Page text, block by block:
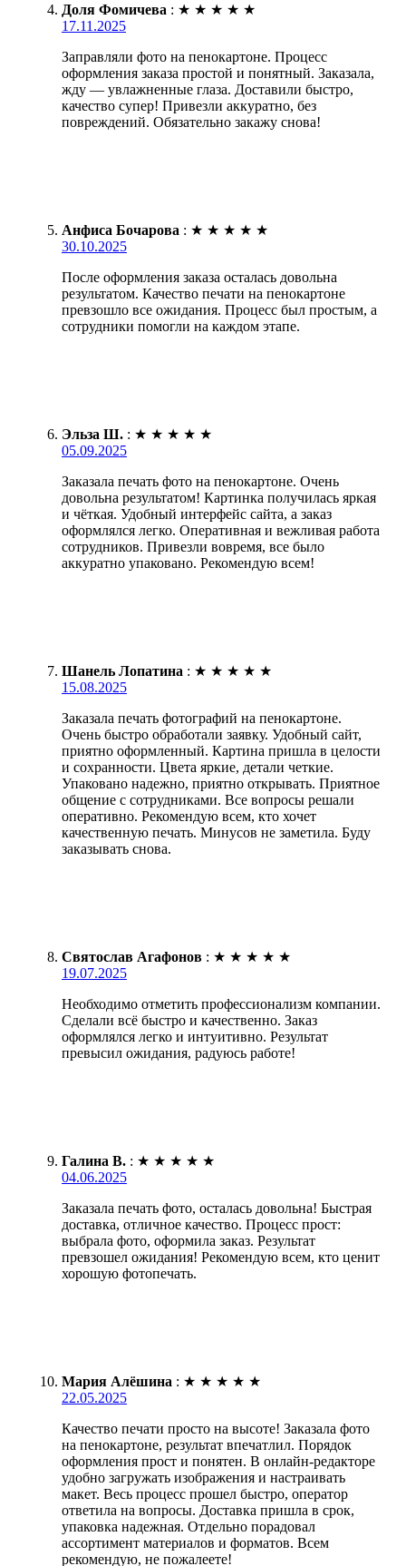
Доля Фомичева : ★ ★ ★ ★ ★
17.11.2025
Заправляли фото на пенокартоне. Процесс
оформления заказа простой и понятный. Заказала,
жду — увлажненные глаза. Доставили быстро,
качество супер! Привезли аккуратно, без
повреждений. Обязательно закажу снова!
Анфиса Бочарова : ★ ★ ★ ★ ★
30.10.2025
После оформления заказа осталась довольна
результатом. Качество печати на пенокартоне
превзошло все ожидания. Процесс был простым, а
сотрудники помогли на каждом этапе.
Эльза Ш. : ★ ★ ★ ★ ★
05.09.2025
Заказала печать фото на пенокартоне. Очень
довольна результатом! Картинка получилась яркая
и чёткая. Удобный интерфейс сайта, а заказ
оформлялся легко. Оперативная и вежливая работа
сотрудников. Привезли вовремя, все было
аккуратно упаковано. Рекомендую всем!
Шанель Лопатина : ★ ★ ★ ★ ★
15.08.2025
Заказала печать фотографий на пенокартоне.
Очень быстро обработали заявку. Удобный сайт,
приятно оформленный. Картина пришла в целости
и сохранности. Цвета яркие, детали четкие.
Упаковано надежно, приятно открывать. Приятное
общение с сотрудниками. Все вопросы решали
оперативно. Рекомендую всем, кто хочет
качественную печать. Минусов не заметила. Буду
заказывать снова.
Святослав Агафонов : ★ ★ ★ ★ ★
19.07.2025
Необходимо отметить профессионализм компании.
Сделали всё быстро и качественно. Заказ
оформлялся легко и интуитивно. Результат
превысил ожидания, радуюсь работе!
Галина В. : ★ ★ ★ ★ ★
04.06.2025
Заказала печать фото, осталась довольна! Быстрая
доставка, отличное качество. Процесс прост:
выбрала фото, оформила заказ. Результат
превзошел ожидания! Рекомендую всем, кто ценит
хорошую фотопечать.
Мария Алёшина : ★ ★ ★ ★ ★
22.05.2025
Качество печати просто на высоте! Заказала фото
на пенокартоне, результат впечатлил. Порядок
оформления прост и понятен. В онлайн-редакторе
удобно загружать изображения и настраивать
макет. Весь процесс прошел быстро, оператор
ответила на вопросы. Доставка пришла в срок,
упаковка надежная. Отдельно порадовал
ассортимент материалов и форматов. Всем
рекомендую, не пожалеете!